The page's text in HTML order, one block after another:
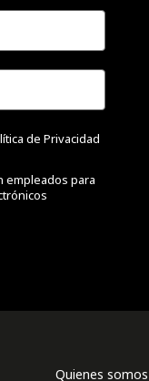
de Privacidad
empleados para
Quienes somos